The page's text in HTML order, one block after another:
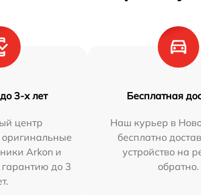
3-х лет
центр
оригинальные
Arkon и
гарантию до 3
Бесплатная
Наш курьер в
бесплатно
устройство на
обратно.